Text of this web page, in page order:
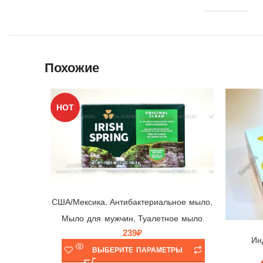
Похожие
HOT
США/Мексика, Антибактериальное мыло,
Мыло для мужчин, Туалетное мыло
239₽
ВЫБЕРИТЕ ПАРАМЕТРЫ